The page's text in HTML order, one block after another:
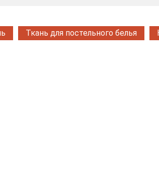
Ткань для постельного белья